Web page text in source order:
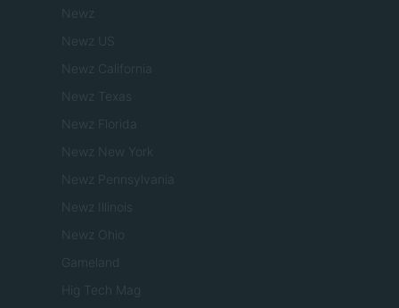
Newz
Newz US
Newz California
Newz Texas
Newz Florida
Newz New York
Newz Pennsylvania
Newz Illinois
Newz Ohio
Gameland
Hig Tech Mag